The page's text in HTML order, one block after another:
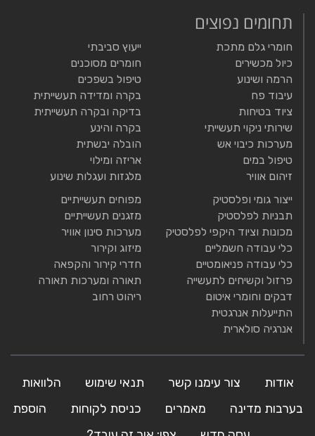
תחומים נפוצים
חומרי גלם מתכת
כיול מכשירים
הרמה ושינוע
עיבוד פח
ציוד בטיחות
שירותי ניקוי תעשייתי
מערכות כיבוי אש
טיפול במים
זיהום אוויר
ייעוץ סביבתי
חומרים מסוכנים
טיפול בשפכים
בקרה ומדידה תעשייתית
בדיקה ובקרה תעשייתית
בקרה והינע
הובלה יבשתית
אריזה ומילוי
מלגזות ועגלות שינוע
ייצור גומי ופלסטיק
תבניות לפלסטיק
מכונות וציוד היקפי לפלסטיק
כלי עבודה חשמליים
כלי עבודה פניאומטיים
פרזול וקשיחים לתעשייה
דבקים וחומרי איטום
התייעלות אנרגטית
אנרגיה סולארית
מפוחים תעשייתיים
מזגנים תעשייתיים
מערכות סינון אוויר
מיזוג וקירור
חדרי קירור והקפאה
תאורה ומערכות תאורה
ריהוט רחוב
אודות צור עימנו קשר תנאי שימוש
הלוואות
בערבות מדינה
מאמרים כניסת לקוחות
הוספת